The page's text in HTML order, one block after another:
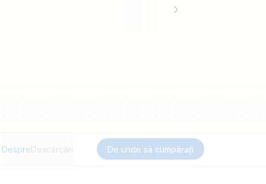
DespreDescărcări De unde să cumpărați